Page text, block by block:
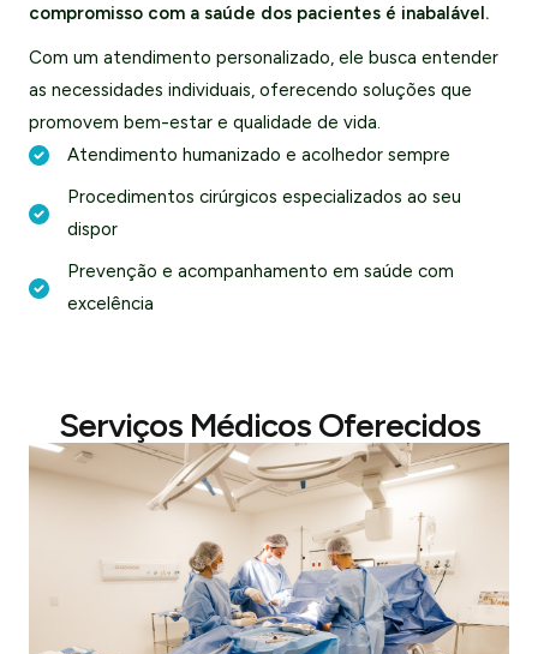
compromisso com a saúde dos pacientes é inabalável.
Com um atendimento personalizado, ele busca entender
as necessidades individuais, oferecendo soluções que
promovem bem-estar e qualidade de vida.
Atendimento humanizado e acolhedor sempre
Procedimentos cirúrgicos especializados ao seu
dispor
Prevenção e acompanhamento em saúde com
excelência
Serviços Médicos Oferecidos